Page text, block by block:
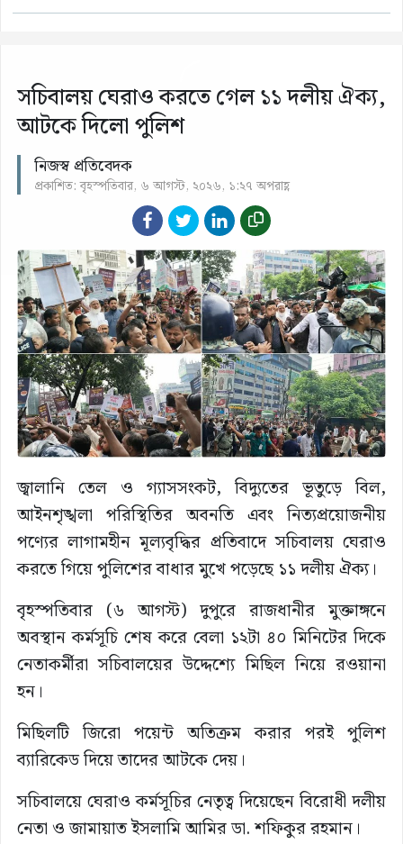
সচিবালয় ঘেরাও করতে গেল ১১ দলীয় ঐক্য,
আটকে দিলো পুলিশ
নিজস্ব প্রতিবেদক
প্রকাশিত: বৃহস্পতিবার, ৬ আগস্ট, ২০২৬, ১:২৭ অপরাহ্ণ
জ্বালানি তেল ও গ্যাসসংকট, বিদ্যুতের ভূতুড়ে বিল,
আইনশৃঙ্খলা পরিস্থিতির অবনতি এবং নিত্যপ্রয়োজনীয়
পণ্যের লাগামহীন মূল্যবৃদ্ধির প্রতিবাদে সচিবালয় ঘেরাও
করতে গিয়ে পুলিশের বাধার মুখে পড়েছে ১১ দলীয় ঐক্য।
বৃহস্পতিবার (৬ আগস্ট) দুপুরে রাজধানীর মুক্তাঙ্গনে
অবস্থান কর্মসূচি শেষ করে বেলা ১২টা ৪০ মিনিটের দিকে
নেতাকর্মীরা সচিবালয়ের উদ্দেশ্যে মিছিল নিয়ে রওয়ানা
হন।
মিছিলটি জিরো পয়েন্ট অতিক্রম করার পরই পুলিশ
ব্যারিকেড দিয়ে তাদের আটকে দেয়।
সচিবালয়ে ঘেরাও কর্মসূচির নেতৃত্ব দিয়েছেন বিরোধী দলীয়
নেতা ও জামায়াত ইসলামি আমির ডা. শফিকুর রহমান।